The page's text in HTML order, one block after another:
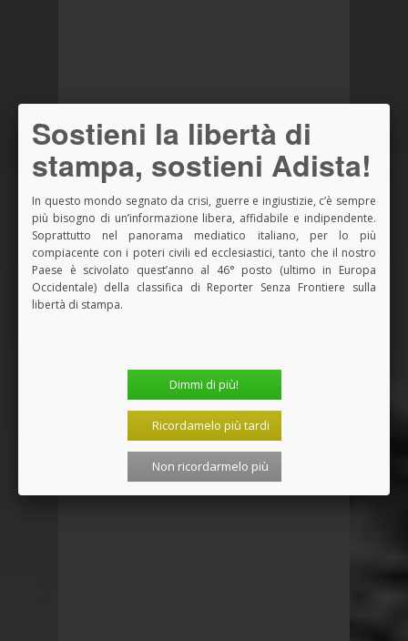
Sostieni la libertà di
stampa, sostieni Adista!
In questo mondo segnato da crisi, guerre e ingiustizie, c’è sempre
più bisogno di un’informazione libera, affidabile e indipendente.
Soprattutto nel panorama mediatico italiano, per lo più
compiacente con i poteri civili ed ecclesiastici, tanto che il nostro
Paese è scivolato quest’anno al 46° posto (ultimo in Europa
Occidentale) della classifica di Reporter Senza Frontiere sulla
libertà di stampa.
Dimmi di più!
Ricordamelo più tardi
Non ricordarmelo più